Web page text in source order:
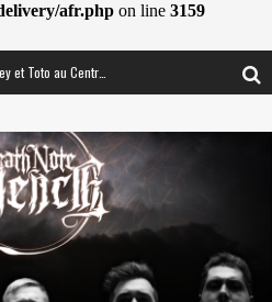
La Tragédie sort de la nouvelle musique
Tove Lo était de passage au MTELUS
Jeff Martin au Corona de Montréal